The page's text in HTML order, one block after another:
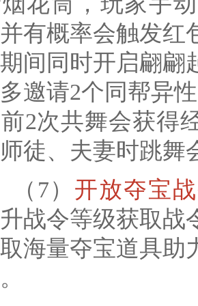
有概率会触发红
间同时开启翩翩
邀请2个同帮异
2次共舞会获得
徒、夫妻时跳舞
（7） 开放夺宝
战令等级获取战
海量夺宝道具